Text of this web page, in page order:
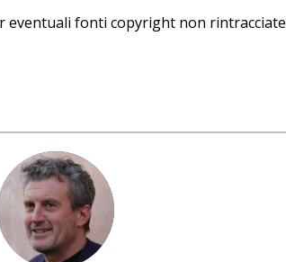
eventuali fonti copyright non rintracciate